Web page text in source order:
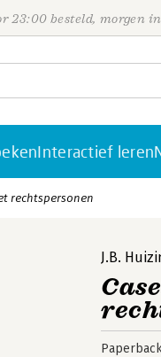
23:00 besteld, morgen
Interactief leren
rechtspersonen
J.B.